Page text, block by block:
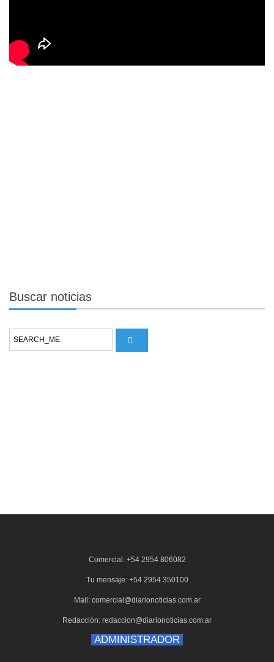
Buscar noticias
Comercial: +54 2954 806082
Tu mensaje: +54 2954 350100
Mail: comercial@diarionoticias.com.ar
Redacción: redaccion@diarionoticias.com.ar
ADMINISTRADOR